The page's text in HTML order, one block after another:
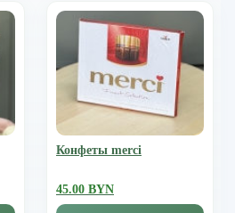
Конфеты merci
45.00 BYN